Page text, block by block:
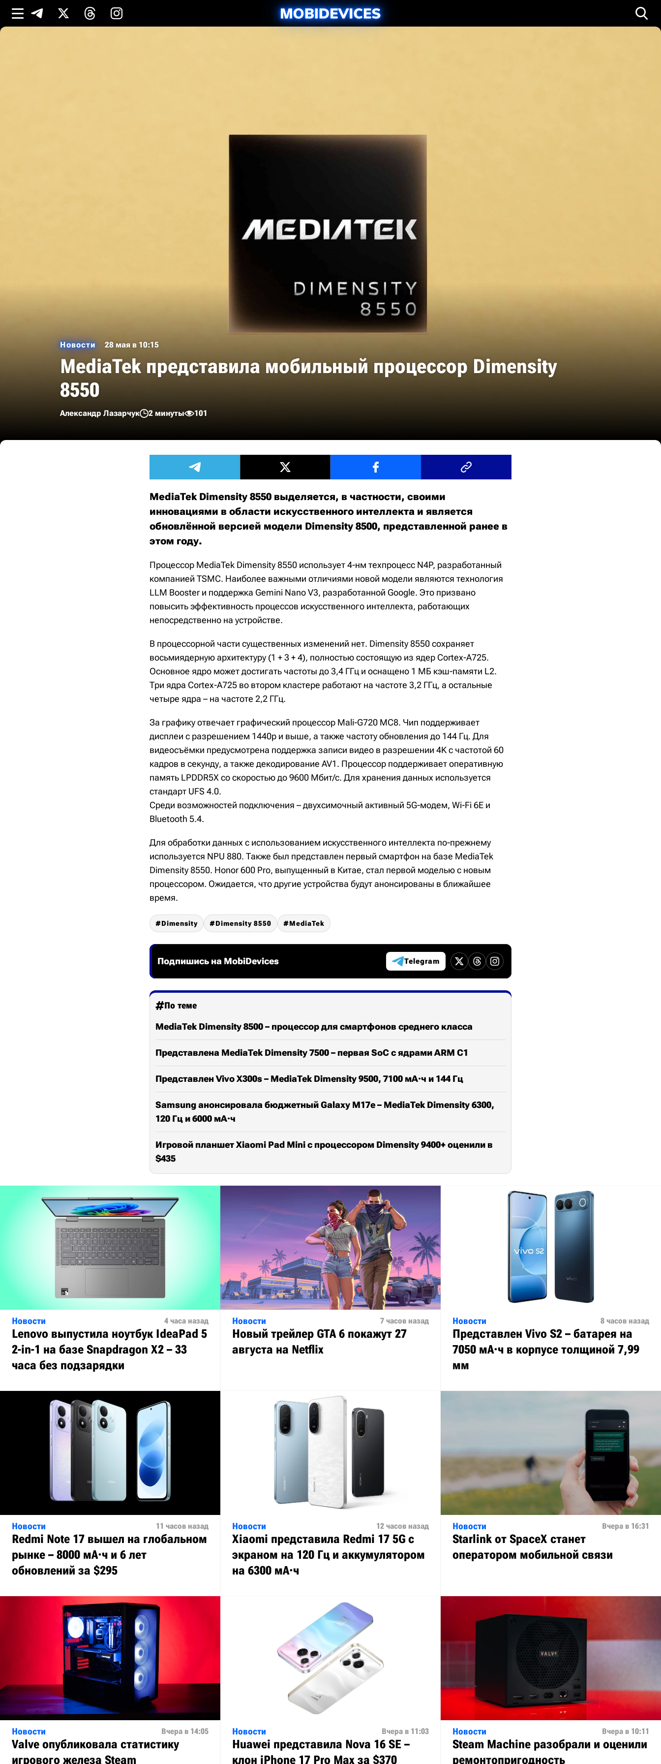
Новости 28 мая в 10:15
MediaTek представила мобильный процессор Dimensity
8550
Александр Лазарчук 2 минуты 101
MediaTek Dimensity 8550 выделяется, в частности, своими
инновациями в области искусственного интеллекта и является
обновлённой версией модели Dimensity 8500, представленной ранее в
этом году.
Процессор MediaTek Dimensity 8550 использует 4-нм техпроцесс N4P, разработанный
компанией TSMC. Наиболее важными отличиями новой модели являются технология
LLM Booster и поддержка Gemini Nano V3, разработанной Google. Это призвано
повысить эффективность процессов искусственного интеллекта, работающих
непосредственно на устройстве.
В процессорной части существенных изменений нет. Dimensity 8550 сохраняет
восьмиядерную архитектуру (1 + 3 + 4), полностью состоящую из ядер Cortex-A725.
Основное ядро может достигать частоты до 3,4 ГГц и оснащено 1 МБ кэш-памяти L2.
Три ядра Cortex-A725 во втором кластере работают на частоте 3,2 ГГц, а остальные
четыре ядра – на частоте 2,2 ГГц.
За графику отвечает графический процессор Mali-G720 MC8. Чип поддерживает
дисплеи с разрешением 1440p и выше, а также частоту обновления до 144 Гц. Для
видеосъёмки предусмотрена поддержка записи видео в разрешении 4K с частотой 60
кадров в секунду, а также декодирование AV1. Процессор поддерживает оперативную
память LPDDR5X со скоростью до 9600 Мбит/с. Для хранения данных используется
стандарт UFS 4.0.
Среди возможностей подключения – двухсимочный активный 5G-модем, Wi-Fi 6E и
Bluetooth 5.4.
Для обработки данных с использованием искусственного интеллекта по-прежнему
используется NPU 880. Также был представлен первый смартфон на базе MediaTek
Dimensity 8550. Honor 600 Pro, выпущенный в Китае, стал первой моделью с новым
процессором. Ожидается, что другие устройства будут анонсированы в ближайшее
время.
Dimensity Dimensity 8550 MediaTek
Подпишись на MobiDevices Telegram
По теме
MediaTek Dimensity 8500 – процессор для смартфонов среднего класса
Представлена MediaTek Dimensity 7500 – первая SoC с ядрами ARM C1
Представлен Vivo X300s – MediaTek Dimensity 9500, 7100 мА·ч и 144 Гц
Samsung анонсировала бюджетный Galaxy M17e – MediaTek Dimensity 6300,
120 Гц и 6000 мА·ч
Игровой планшет Xiaomi Pad Mini с процессором Dimensity 9400+ оценили в
$435
Новости 4 часа назад
Lenovo выпустила ноутбук IdeaPad 5
2-in-1 на базе Snapdragon X2 – 33
часа без подзарядки
Новости 7 часов назад
Новый трейлер GTA 6 покажут 27
августа на Netflix
Новости 8 часов назад
Представлен Vivo S2 – батарея на
7050 мА·ч в корпусе толщиной 7,99
мм
Новости 11 часов назад
Redmi Note 17 вышел на глобальном
рынке – 8000 мА·ч и 6 лет
обновлений за $295
Новости 12 часов назад
Xiaomi представила Redmi 17 5G с
экраном на 120 Гц и аккумулятором
на 6300 мА·ч
Новости Вчера в 16:31
Starlink от SpaceX станет
оператором мобильной связи
Новости Вчера в 14:05
Valve опубликовала статистику
игрового железа Steam
Новости Вчера в 11:03
Huawei представила Nova 16 SE –
клон iPhone 17 Pro Max за $370
Новости Вчера в 10:11
Steam Machine разобрали и оценили
ремонтопригодность